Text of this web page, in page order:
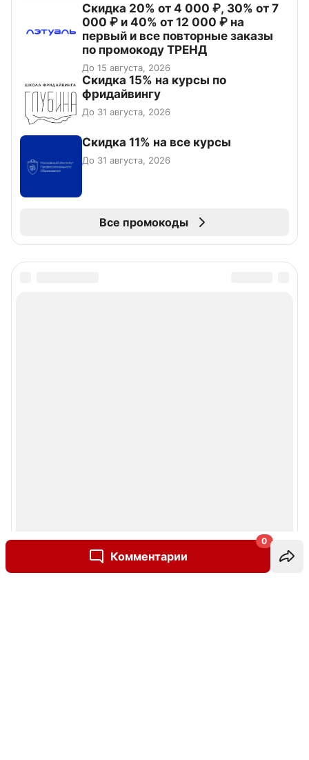
Комментарии
0
Скидка 20% от 4 000 ₽, 30% от 7
000 ₽ и 40% от 12 000 ₽ на
первый и все повторные заказы
по промокоду ТРЕНД
До 15 августа, 2026
Скидка 15% на курсы по
фридайвингу
До 31 августа, 2026
Скидка 11% на все курсы
До 31 августа, 2026
Все промокоды